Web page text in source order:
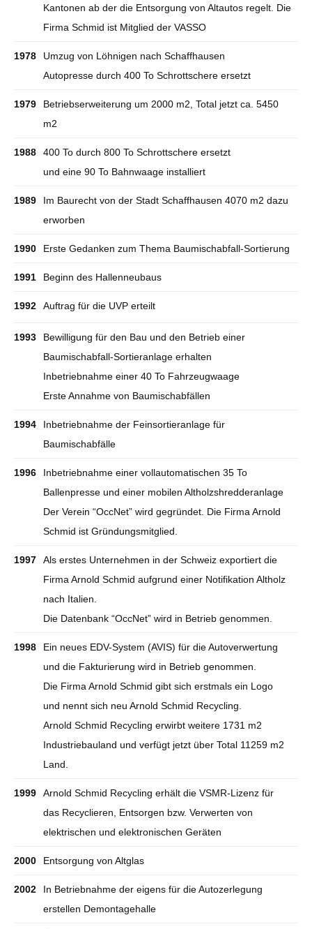
Kantonen ab der die Entsorgung von Altautos regelt. Die
Firma Schmid ist Mitglied der VASSO
1978
Umzug von Löhnigen nach Schaffhausen
Autopresse durch 400 To Schrottschere ersetzt
1979
Betriebserweiterung um 2000 m2, Total jetzt ca. 5450
m2
1988
400 To durch 800 To Schrottschere ersetzt
und eine 90 To Bahnwaage installiert
1989
Im Baurecht von der Stadt Schaffhausen 4070 m2 dazu
erworben
1990 Erste Gedanken zum Thema Baumischabfall-Sortierung
1991 Beginn des Hallenneubaus
1992 Auftrag für die UVP erteilt
1993
Bewilligung für den Bau und den Betrieb einer
Baumischabfall-Sortieranlage erhalten
Inbetriebnahme einer 40 To Fahrzeugwaage
Erste Annahme von Baumischabfällen
1994
Inbetriebnahme der Feinsortieranlage für
Baumischabfälle
1996
Inbetriebnahme einer vollautomatischen 35 To
Ballenpresse und einer mobilen Altholzshredderanlage
Der Verein “OccNet” wird gegründet. Die Firma Arnold
Schmid ist Gründungsmitglied.
1997
Als erstes Unternehmen in der Schweiz exportiert die
Firma Arnold Schmid aufgrund einer Notifikation Altholz
nach Italien.
Die Datenbank “OccNet” wird in Betrieb genommen.
1998
Ein neues EDV-System (AVIS) für die Autoverwertung
und die Fakturierung wird in Betrieb genommen.
Die Firma Arnold Schmid gibt sich erstmals ein Logo
und nennt sich neu Arnold Schmid Recycling.
Arnold Schmid Recycling erwirbt weitere 1731 m2
Industriebauland und verfügt jetzt über Total 11259 m2
Land.
1999
Arnold Schmid Recycling erhält die VSMR-Lizenz für
das Recyclieren, Entsorgen bzw. Verwerten von
elektrischen und elektronischen Geräten
2000 Entsorgung von Altglas
2002
In Betriebnahme der eigens für die Autozerlegung
erstellen Demontagehalle